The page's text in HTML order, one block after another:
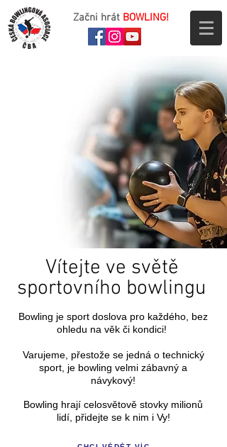
Začni hrát BOWLING!
Vítejte ve světě
sportovního bowlingu
Bowling je sport doslova pro každého, bez
ohledu na věk či kondici!
Varujeme, přestože se jedná o technický
sport, je bowling velmi zábavný a
návykový!
Bowling hrají celosvětově stovky milionů
lidí, přidejte se k nim i Vy!